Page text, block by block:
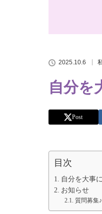
2025.10.6
自分を
Post
目次
自分を大事
お知らせ
質問募集